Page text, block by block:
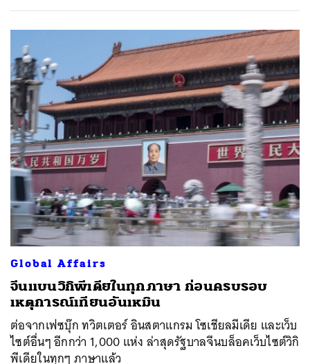
Global Affairs
จีนแบนวิกิพีเดียในทุกภาษา ก่อนครบรอบ
เหตุการณ์เทียนอันเหมิน
ต่อจากเฟซบุ๊ก ทวิตเตอร์ อินสตาแกรม โซเชียลมีเดีย และเว็บ
ไซต์อื่นๆ อีกกว่า 1,000 แห่ง ล่าสุดรัฐบาลจีนบล็อคเว็บไซต์วิกิ
พีเดียในทุกๆ ภาษาแล้ว
SHARE TWEET LINE EMAIL